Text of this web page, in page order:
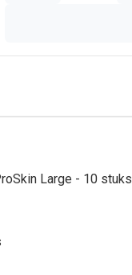
Large - 10 stuks